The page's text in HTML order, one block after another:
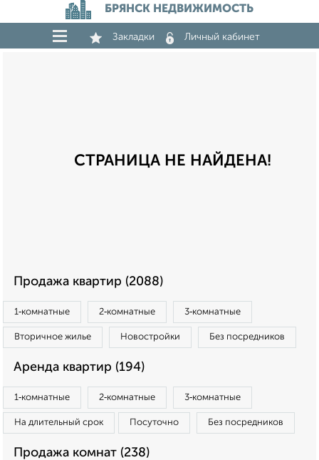
БРЯНСК НЕДВИЖИМОСТЬ
Закладки Личный кабинет
СТРАНИЦА НЕ НАЙДЕНА!
Продажа квартир (2088)
1‑комнатные 2‑комнатные 3‑комнатные
Вторичное жилье Новостройки Без посредников
Аренда квартир (194)
1‑комнатные 2‑комнатные 3‑комнатные
На длительный срок Посуточно Без посредников
Продажа комнат (238)